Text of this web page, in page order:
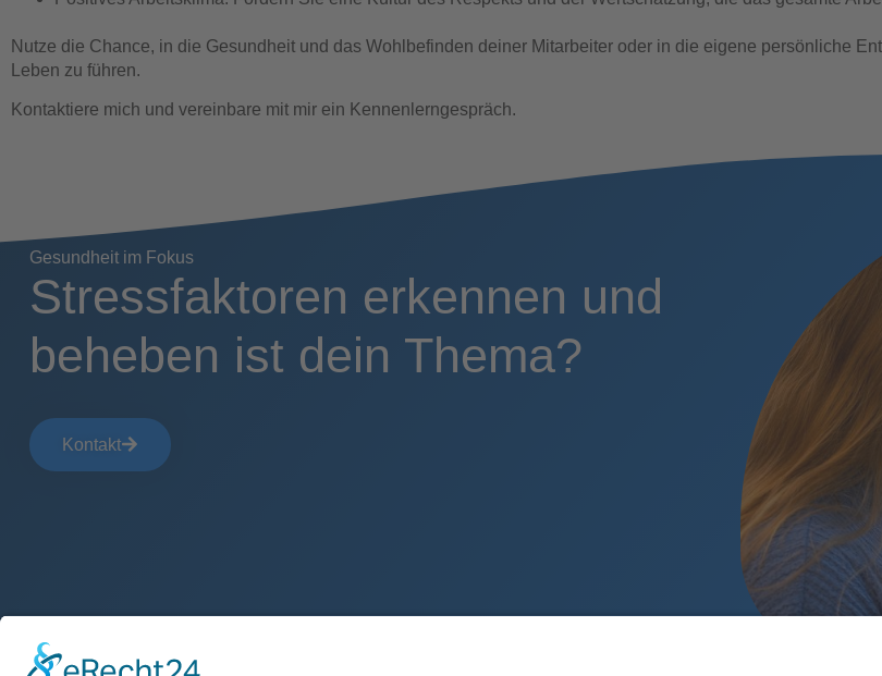
Nutze die Chance, in die Gesundheit und das Wohlbefinden deiner Mitarbeiter oder in die eigene persönliche
Leben zu führen.
Kontaktiere mich und vereinbare mit mir ein Kennenlerngespräch.
Gesundheit im Fokus
Stressfaktoren erkennen und
beheben ist dein Thema?
Kontakt